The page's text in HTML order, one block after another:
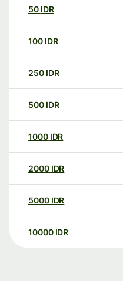
50 IDR
100 IDR
250 IDR
500 IDR
1000 IDR
2000 IDR
5000 IDR
10000 IDR